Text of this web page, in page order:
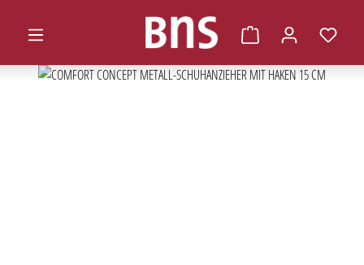
Warenkorb enthält
Bildergalerie überspringen